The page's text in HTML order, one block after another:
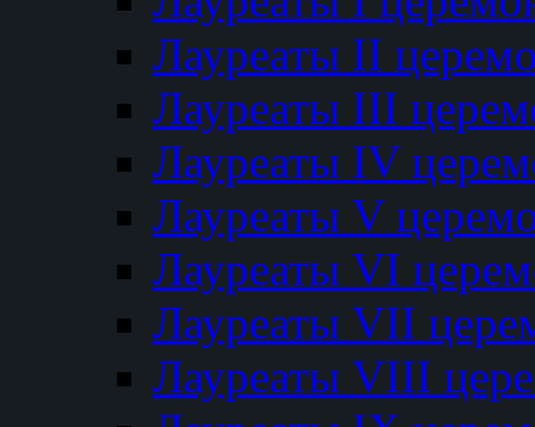
Лауреаты II
Лауреаты III
Лауреаты IV
Лауреаты V
Лауреаты VI
Лауреаты VII
Лауреаты VIII